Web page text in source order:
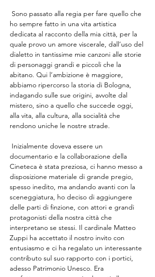
ho sempre fatto in una vita artistica
dedicata al racconto della mia città, per la
quale provo un amore viscerale, dall’uso del
dialetto in tantissime mie canzoni alle storie
di personaggi grandi e piccoli che la
abitano. Qui l’ambizione è maggiore,
abbiamo ripercorso la storia di Bologna,
indagando sulle sue origini, avvolte dal
mistero, sino a quello che succede oggi,
alla vita, alla cultura, alla socialità che
rendono uniche le nostre strade.
documentario e la collaborazione della
Cineteca è stata preziosa, ci hanno messo a
disposizione materiale di grande pregio,
spesso inedito, ma andando avanti con la
sceneggiatura, ho deciso di aggiungere
delle parti di finzione, con attori e grandi
protagonisti della nostra città che
interpretano se stessi. Il cardinale Matteo
Zuppi ha accettato il nostro invito con
entusiasmo e ci ha regalato un interessante
contributo sul suo rapporto con i portici,
adesso Patrimonio Unesco. Era